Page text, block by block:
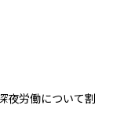
夜労働について割